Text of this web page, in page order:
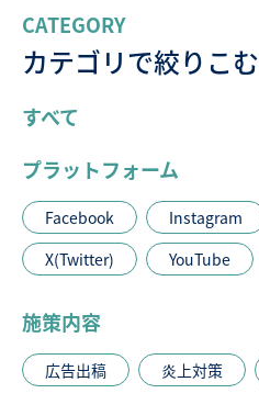
CATEGORY
カテゴリで絞りこむ
すべて
プラットフォーム
Facebook Instagram
X(Twitter)
YouTube
施策内容
広告出稿 炎上対策